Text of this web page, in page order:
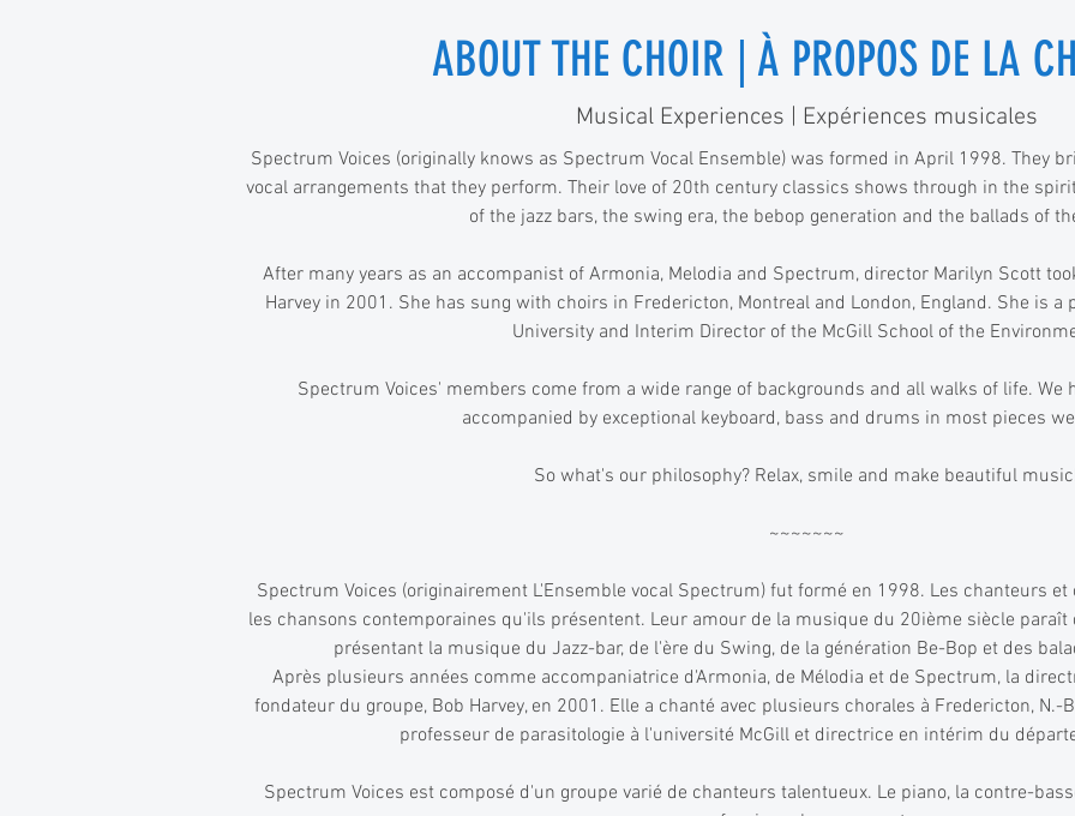
ABOUT THE CHOIR | À PROPOS DE LA
Musical Experiences | Expériences musicales
Spectrum Voices (originally knows as Spectrum Vocal Ensemble) was formed in April 1998. They
vocal arrangements that they perform. Their love of 20th century classics shows through in the
of the jazz bars, the swing era, the bebop generation and the ballads of
After many years as an accompanist of Armonia, Melodia and Spectrum, director Marilyn Scott
Harvey in 2001. She has sung with choirs in Fredericton, Montreal and London, England. She is a
University and Interim Director of the McGill School of the
Spectrum Voices' members come from a wide range of backgrounds and all walks of life. We
accompanied by exceptional keyboard, bass and drums in most pieces
So what's our philosophy? Relax, smile and make beautiful
~~~~~~~
Spectrum Voices (originairement L'Ensemble vocal Spectrum) fut formé en 1998. Les chanteurs
les chansons contemporaines qu'ils présentent. Leur amour de la musique du 20ième siècle
présentant la musique du Jazz-bar, de l'ère du Swing, de la génération Be-Bop et des
Après plusieurs années comme accompaniatrice d'Armonia, de Mélodia et de Spectrum, la
fondateur du groupe, Bob Harvey, en 2001. Elle a chanté avec plusieurs chorales à Fredericton, N.-
professeur de parasitologie à l'université McGill et directrice en intérim du
Spectrum Voices est composé d'un groupe varié de chanteurs talentueux. Le piano, la contre-